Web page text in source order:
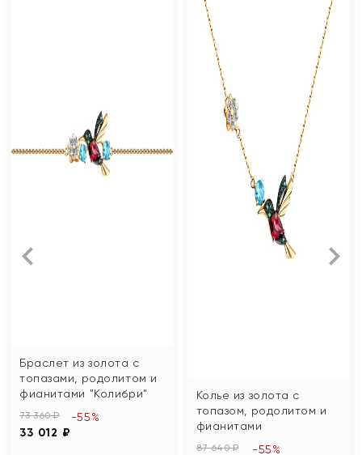
Браслет из золота с
топазами, родолитом и
фианитами "Колибри"
73 360 ₽
33 012 ₽
-55%
Колье из золота с
топазом, родолитом и
фианитами
87 640 ₽ -55%